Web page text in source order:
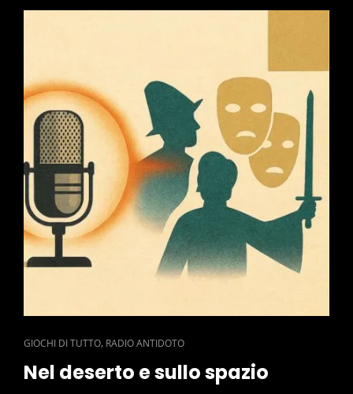
CAT
LINKS
GIOCHI DI TUTTO, RADIO ANTIDOTO
Nel deserto e sullo spazio